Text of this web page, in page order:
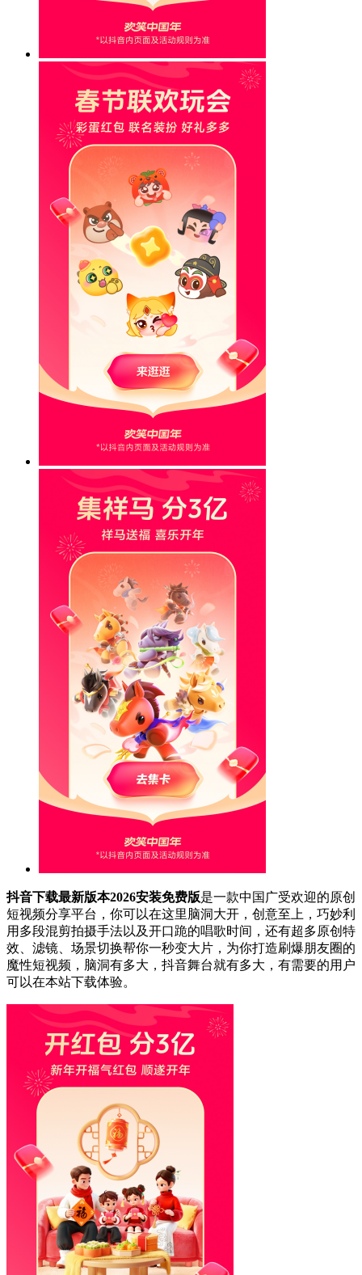
抖音下载最新版本2026安装免费版是一款中国广受欢迎的原创
短视频分享平台，你可以在这里脑洞大开，创意至上，巧妙利
用多段混剪拍摄手法以及开口跪的唱歌时间，还有超多原创特
效、滤镜、场景切换帮你一秒变大片，为你打造刷爆朋友圈的
魔性短视频，脑洞有多大，抖音舞台就有多大，有需要的用户
可以在本站下载体验。